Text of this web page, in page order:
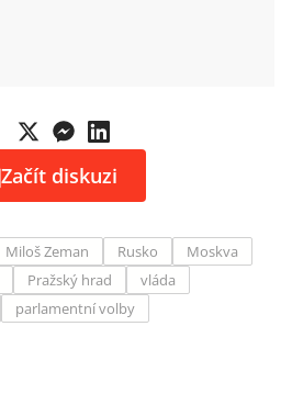
Začít diskuzi
Miloš Zeman Rusko
Moskva
Pražský hrad
vláda
parlamentní volby